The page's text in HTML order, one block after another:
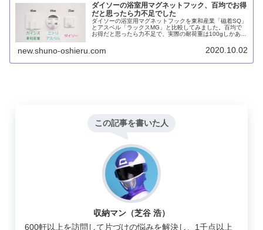
ダイソーの浴室用マグネットフック、百均でお得
だと思ったら力不足でした
ダイソーの浴室用マグネットフックを東和産業「磁着SQ」
とアスベル「ラックスMG」と比較してみました。百均で
お得だと思ったら力不足で、実際の耐荷重は100gしかあり
ェーバーを引っ掛けるだけなら問題ありません。
new.shuno-oshieru.com 2020.10.02
この記事を書いた人
収納マン（芝谷 浩）
600軒以上を訪問して片づけの悩みを解決し、1千点以上